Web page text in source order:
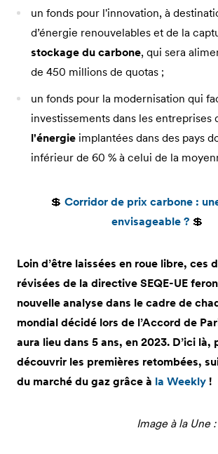
un fonds pour l'innovation, à
d’énergie renouvelables et de la
stockage du carbone, qui sera
de 450 millions de quotas ;
un fonds pour la modernisation qui
investissements dans les entreprises
l'énergie implantées dans des pays
inférieur de 60 % à celui de la
💲 Corridor de prix carbone :
envisageable ?💲
Loin d’être laissées en roue libre, ces
révisées de la directive SEQE-UE
nouvelle analyse dans le cadre de
mondial décidé lors de l’Accord de
aura lieu dans 5 ans, en 2023. D’ici là,
découvrir les premières retombées,
du marché du gaz grâce à la Weekly !
Image à la Une